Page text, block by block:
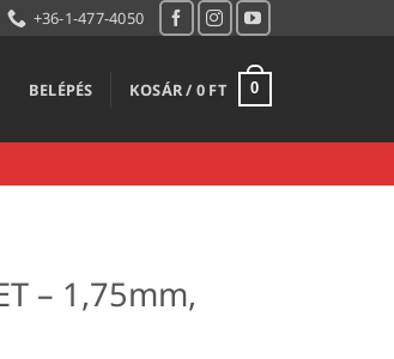
+36-1-477-4050
BELÉPÉS KOSÁR / 0 FT 0
– 1,75mm,